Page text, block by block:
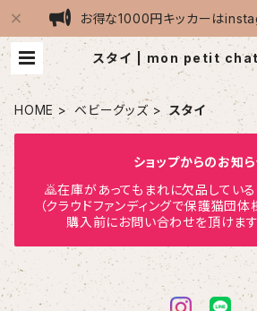
お得な1000円キッカーは
スタイ | mon petit
刺繍のまたたびキッカー＊
ゃ＊ハンドメイド】
HOME
ベビーグッズ スタイ
ショップからのお知
🙇在庫があってもまれに欠品してい
（クラウドファンディングで保護猫団
購入前にお問い合わせを頂けま